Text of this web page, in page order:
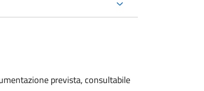
prevista, consultabile